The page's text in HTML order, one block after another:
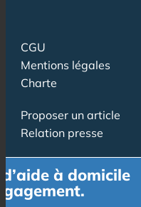
CGU
Mentions légales
Charte
Proposer un article
Relation presse
à domicile